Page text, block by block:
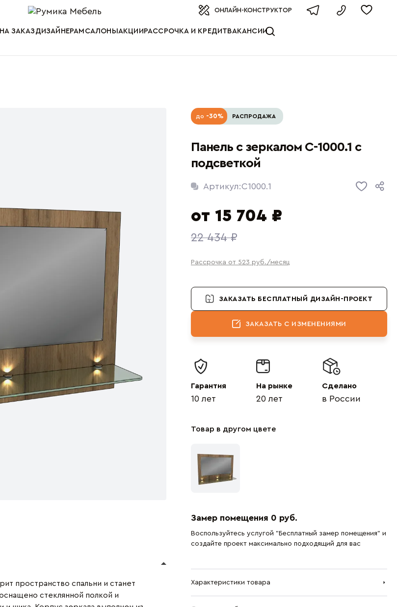
Мебель от производителяОНЛАЙН-КОНСТРУКТОР
ЗАКАЗДИЗАЙНЕРАМ САЛОНЫ АКЦИИ РАССРОЧКА И КРЕДИТ ВАКАНСИИ
пространство спальни и станет
стеклянной полкой и
до -30% РАСПРОДАЖА
Панель с зеркалом C-1000.1 с
подсветкой
Артикул:C1000.1
от 15 704 ₽
22 434 ₽
Рассрочка от 523 руб./месяц
ЗАКАЗАТЬ БЕСПЛАТНЫЙ ДИЗАЙН-ПРОЕКТ
ЗАКАЗАТЬ С ИЗМЕНЕНИЯМИ
Гарантия
10 лет
На рынке
20 лет
Сделано
в России
Товар в другом цвете
Замер помещения 0 руб.
Воспользуйтесь услугой "Бесплатный замер помещения" и
создайте проект максимально подходящий для вас
Характеристики товара